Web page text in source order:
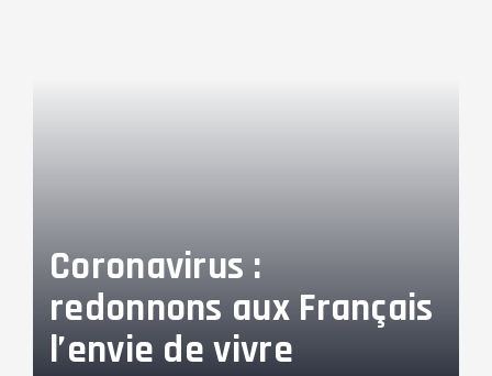
Coronavirus :
redonnons aux Français
l’envie de vivre